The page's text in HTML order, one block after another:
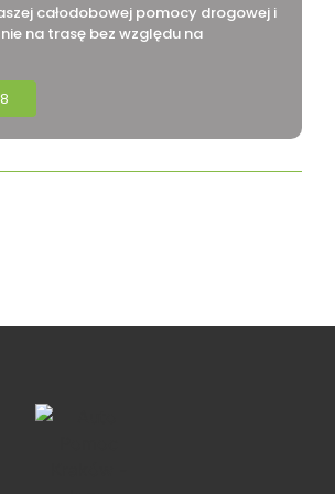
całodobowej pomocy drogowej i
na trasę bez względu na